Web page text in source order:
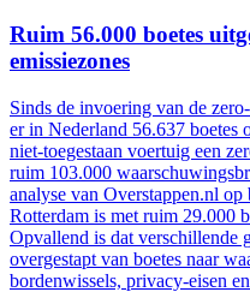
Ruim 56.000 boetes
emissiezones
Sinds de invoering van de
er in Nederland 56.637 boetes
niet-toegestaan voertuig een
ruim 103.000
analyse van Overstappen.nl
Rotterdam is met ruim 29.000
Opvallend is dat verschillende
overgestapt van boetes naar
bordenwissels, privacy-eisen